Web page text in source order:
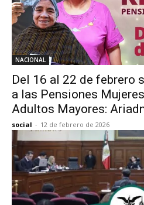
NACIONAL
Del 16 al 22 de febrero
a las Pensiones
Adultos Mayores:
social - 12 de febrero de 2026